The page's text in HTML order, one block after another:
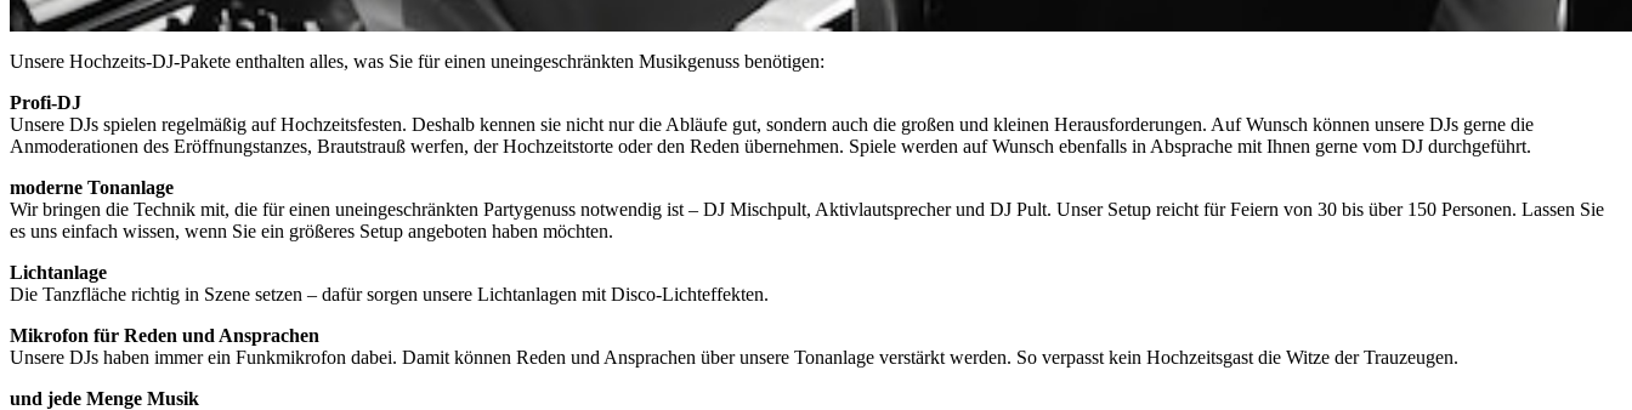
Beschreibung
Unsere Hochzeits-DJ-Pakete enthalten alles, was Sie für einen uneingeschränkten Musikgenuss benötigen:
Profi-DJ
Unsere DJs spielen regelmäßig auf Hochzeitsfesten. Deshalb kennen sie nicht nur die Abläufe gut, sondern auch die großen und kleinen Herausforderungen. Auf Wunsch können unsere DJs gerne die
Anmoderationen des Eröffnungstanzes, Brautstrauß werfen, der Hochzeitstorte oder den Reden übernehmen. Spiele werden auf Wunsch ebenfalls in Absprache mit Ihnen gerne vom DJ durchgeführt.
moderne Tonanlage
Wir bringen die Technik mit, die für einen uneingeschränkten Partygenuss notwendig ist – DJ Mischpult, Aktivlautsprecher und DJ Pult. Unser Setup reicht für Feiern von 30 bis über 150 Personen. Lassen Sie
es uns einfach wissen, wenn Sie ein größeres Setup angeboten haben möchten.
Lichtanlage
Die Tanzfläche richtig in Szene setzen – dafür sorgen unsere Lichtanlagen mit Disco-Lichteffekten.
Mikrofon für Reden und Ansprachen
Unsere DJs haben immer ein Funkmikrofon dabei. Damit können Reden und Ansprachen über unsere Tonanlage verstärkt werden. So verpasst kein Hochzeitsgast die Witze der Trauzeugen.
und jede Menge Musik